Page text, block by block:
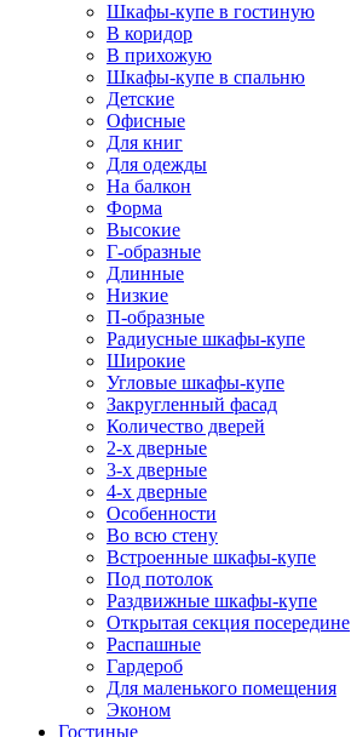
Шкафы-купе в гостиную
В коридор
В прихожую
Шкафы-купе в спальню
Детские
Офисные
Для книг
Для одежды
На балкон
Форма
Высокие
Г-образные
Длинные
Низкие
П-образные
Радиусные шкафы-купе
Широкие
Угловые шкафы-купе
Закругленный фасад
Количество дверей
2-х дверные
3-х дверные
4-х дверные
Особенности
Во всю стену
Встроенные шкафы-купе
Под потолок
Раздвижные шкафы-купе
Открытая секция посередине
Распашные
Гардероб
Для маленького помещения
Эконом
Гостиные